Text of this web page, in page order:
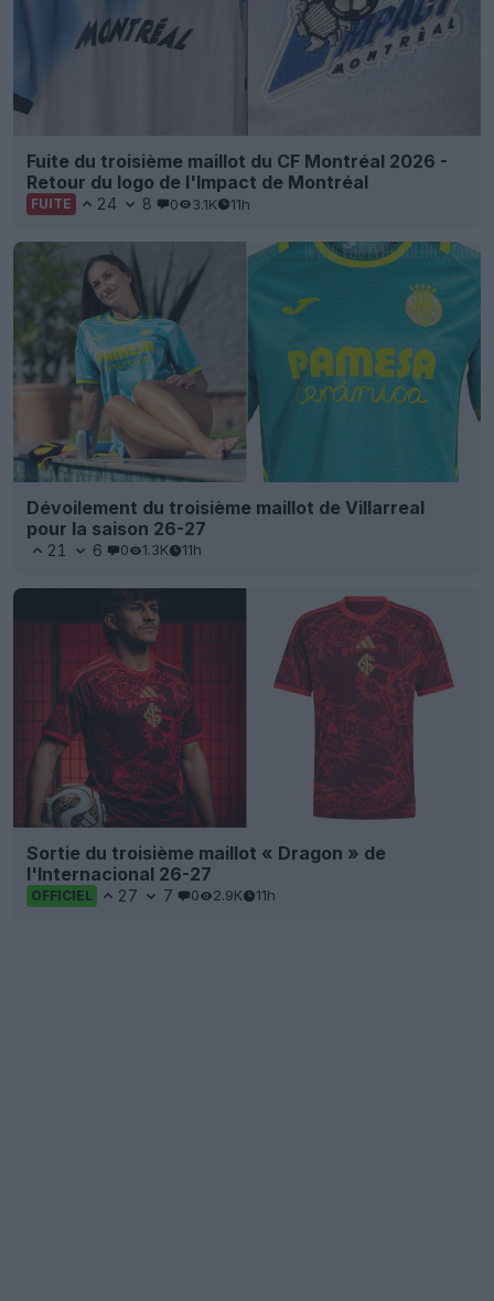
Fuite du troisième maillot du CF Montréal 2026 -
Retour du logo de l'Impact de Montréal
FUITE 24 8 0 3.1K 11h
Dévoilement du troisième maillot de Villarreal
pour la saison 26-27
21 6 0 1.3K 11h
Sortie du troisième maillot « Dragon » de
l'Internacional 26-27
OFFICIEL 27 7 0 2.9K 11h